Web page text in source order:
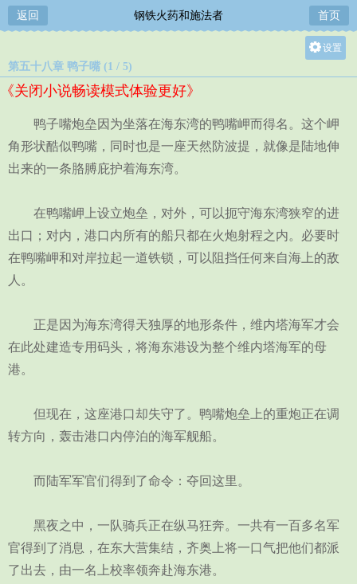
返回 钢铁火药和施法者 首页
设置
中
小
第五十八章 鸭子嘴 (1 / 5)
《关闭小说畅读模式体验更好》
鸭子嘴炮垒因为坐落在海东湾的鸭嘴岬而得名。这个岬
角形状酷似鸭嘴，同时也是一座天然防波提，就像是陆地伸
出来的一条胳膊庇护着海东湾。
在鸭嘴岬上设立炮垒，对外，可以扼守海东湾狭窄的进
出口；对内，港口内所有的船只都在火炮射程之内。必要时
在鸭嘴岬和对岸拉起一道铁锁，可以阻挡任何来自海上的敌
人。
正是因为海东湾得天独厚的地形条件，维内塔海军才会
在此处建造专用码头，将海东港设为整个维内塔海军的母
港。
但现在，这座港口却失守了。鸭嘴炮垒上的重炮正在调
转方向，轰击港口内停泊的海军舰船。
而陆军军官们得到了命令：夺回这里。
黑夜之中，一队骑兵正在纵马狂奔。一共有一百多名军
官得到了消息，在东大营集结，齐奥上将一口气把他们都派
了出去，由一名上校率领奔赴海东港。